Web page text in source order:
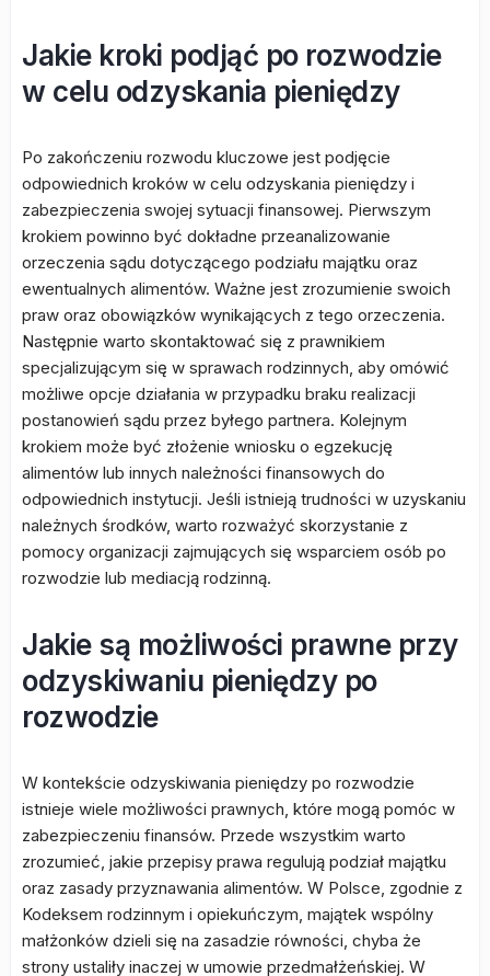
Jakie kroki podjąć po rozwodzie
w celu odzyskania pieniędzy
Po zakończeniu rozwodu kluczowe jest podjęcie
odpowiednich kroków w celu odzyskania pieniędzy i
zabezpieczenia swojej sytuacji finansowej. Pierwszym
krokiem powinno być dokładne przeanalizowanie
orzeczenia sądu dotyczącego podziału majątku oraz
ewentualnych alimentów. Ważne jest zrozumienie swoich
praw oraz obowiązków wynikających z tego orzeczenia.
Następnie warto skontaktować się z prawnikiem
specjalizującym się w sprawach rodzinnych, aby omówić
możliwe opcje działania w przypadku braku realizacji
postanowień sądu przez byłego partnera. Kolejnym
krokiem może być złożenie wniosku o egzekucję
alimentów lub innych należności finansowych do
odpowiednich instytucji. Jeśli istnieją trudności w uzyskaniu
należnych środków, warto rozważyć skorzystanie z
pomocy organizacji zajmujących się wsparciem osób po
rozwodzie lub mediacją rodzinną.
Jakie są możliwości prawne przy
odzyskiwaniu pieniędzy po
rozwodzie
W kontekście odzyskiwania pieniędzy po rozwodzie
istnieje wiele możliwości prawnych, które mogą pomóc w
zabezpieczeniu finansów. Przede wszystkim warto
zrozumieć, jakie przepisy prawa regulują podział majątku
oraz zasady przyznawania alimentów. W Polsce, zgodnie z
Kodeksem rodzinnym i opiekuńczym, majątek wspólny
małżonków dzieli się na zasadzie równości, chyba że
strony ustaliły inaczej w umowie przedmałżeńskiej. W